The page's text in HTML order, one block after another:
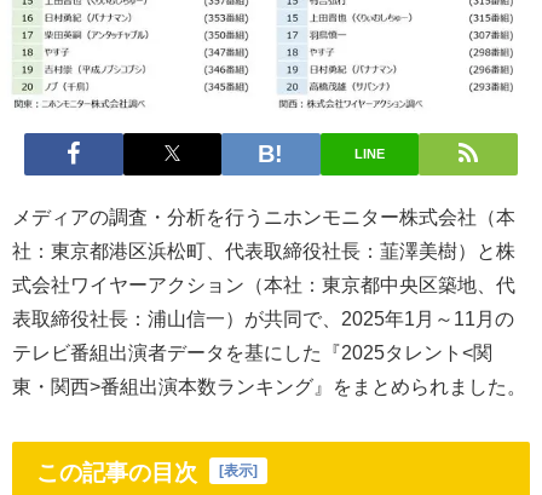
LINE
メディアの調査・分析を行うニホンモニター株式会社（本
社：東京都港区浜松町、代表取締役社長：韮澤美樹）と株
式会社ワイヤーアクション（本社：東京都中央区築地、代
表取締役社長：浦山信一）が共同で、2025年1月～11月の
テレビ番組出演者データを基にした『2025タレント<関
東・関西>番組出演本数ランキング』をまとめられました。
この記事の目次 [表示]